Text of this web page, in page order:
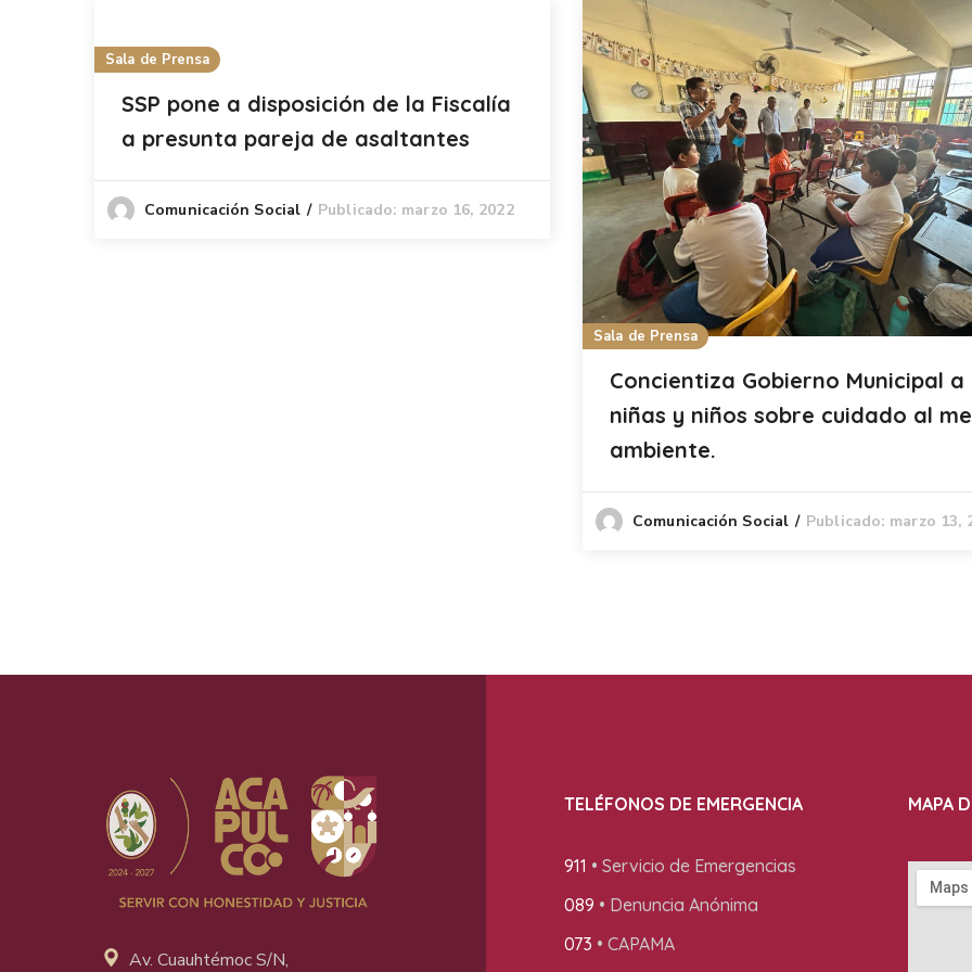
Sala de Prensa
SSP pone a disposición de la Fiscalía
a presunta pareja de asaltantes
Comunicación Social Publicado: marzo 16, 2022
Sala de Prensa
Concientiza Gobierno Municipal a
niñas y niños sobre cuidado al
ambiente.
Comunicación Social Publicado: marzo 13,
Av. Cuauhtémoc S/N,
TELÉFONOS DE EMERGENCIA
911 • Servicio de Emergencias
089 • Denuncia Anónima
073 • CAPAMA
MAPA